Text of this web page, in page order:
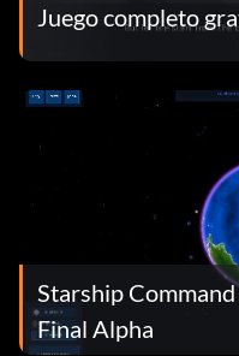
Juego completo
Starship
Final Alpha